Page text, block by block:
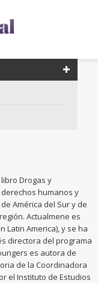
Drogas y
humanos y
América del Sur y de
Actualmene es
Latin America), y se ha
directora del programa
es autora de
de la Coordinadora
el Instituto de Estudios